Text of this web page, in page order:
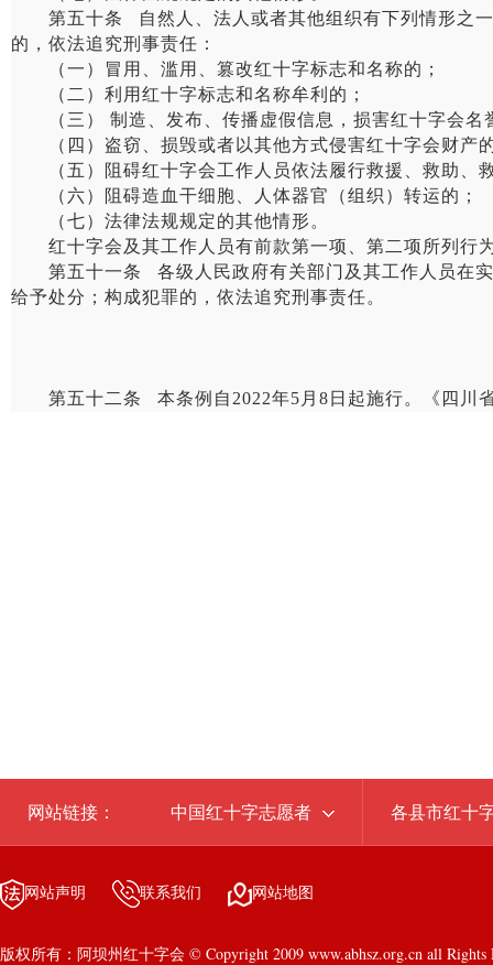
第五十条 自然人、法人或者其他组织有下列情形之一
的，依法追究刑事责任：
（一）冒用、滥用、篡改红十字标志和名称的；
（二）利用红十字标志和名称牟利的；
（三） 制造、发布、传播虚假信息，损害红十字会名
（四）盗窃、损毁或者以其他方式侵害红十字会财产
（五）阻碍红十字会工作人员依法履行救援、救助、
（六）阻碍造血干细胞、人体器官（组织）转运的；
（七）法律法规规定的其他情形。
红十字会及其工作人员有前款第一项、第二项所列行
第五十一条 各级人民政府有关部门及其工作人员在实
给予处分；构成犯罪的，依法追究刑事责任。
第五十二条 本条例自2022年5月8日起施行。《四川
网站链接： 中国红十字志愿者 各县市红十
网站声明 联系我们 网站地图
版权所有：阿坝州红十字会 © Copyright 2009 www.abhsz.org.cn all Rights